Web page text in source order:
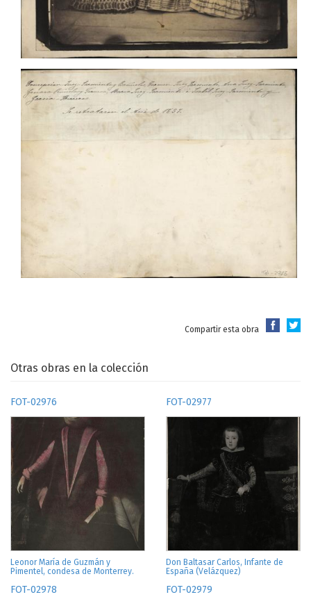
Compartir esta obra
Otras obras en la colección
FOT-02976
Leonor María de Guzmán y
Pimentel, condesa de Monterrey.
FOT-02977
Don Baltasar Carlos, Infante de
España (Velázquez)
FOT-02978 FOT-02979